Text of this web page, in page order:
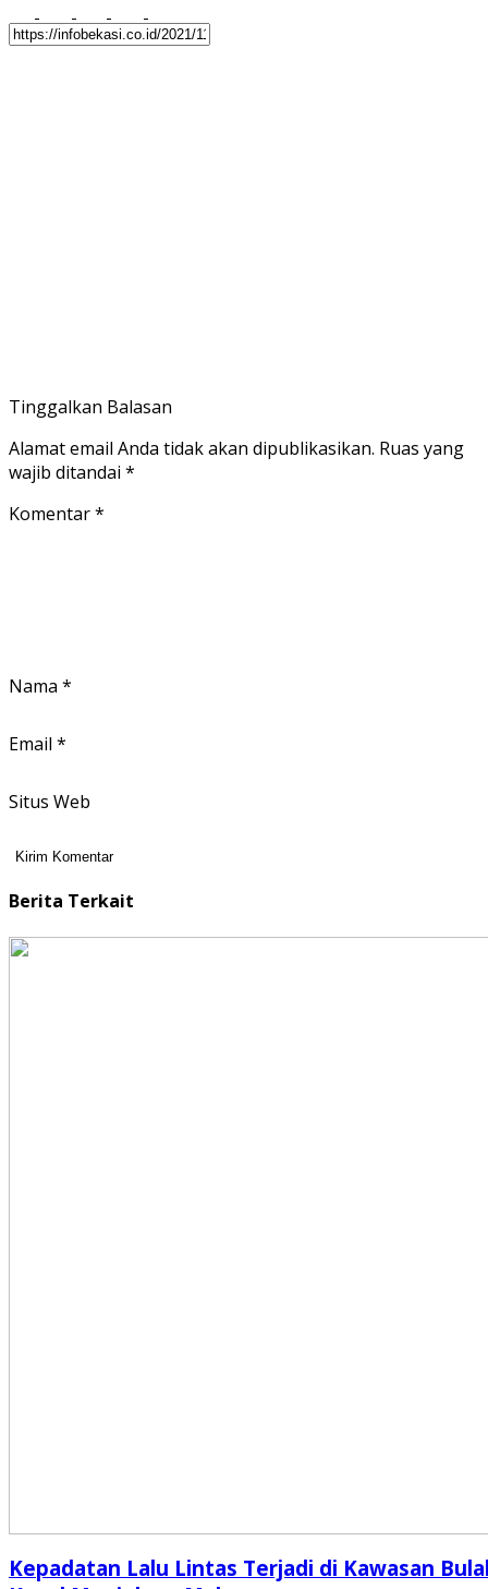
Tinggalkan Balasan
Alamat email Anda tidak akan dipublikasikan. Ruas yang
wajib ditandai *
Komentar*
Nama *
Email *
Situs Web
Berita Terkait
Kepadatan Lalu Lintas Terjadi di Kawasan